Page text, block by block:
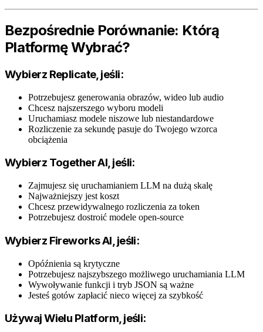
Bezpośrednie Porównanie: Którą
Platformę Wybrać?
Wybierz Replicate, jeśli:
Potrzebujesz generowania obrazów, wideo lub audio
Chcesz najszerszego wyboru modeli
Uruchamiasz modele niszowe lub niestandardowe
Rozliczenie za sekundę pasuje do Twojego wzorca
obciążenia
Wybierz Together AI, jeśli:
Zajmujesz się uruchamianiem LLM na dużą skalę
Najważniejszy jest koszt
Chcesz przewidywalnego rozliczenia za token
Potrzebujesz dostroić modele open-source
Wybierz Fireworks AI, jeśli:
Opóźnienia są krytyczne
Potrzebujesz najszybszego możliwego uruchamiania LLM
Wywoływanie funkcji i tryb JSON są ważne
Jesteś gotów zapłacić nieco więcej za szybkość
Używaj Wielu Platform, jeśli: